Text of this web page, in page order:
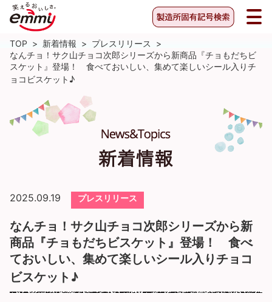
TOP > 新着情報 > プレスリリース
>
なんチョ！サク山チョコ次郎シリーズから新商品『チョもだちビ
スケット』登場！ 食べておいしい、集めて楽しいシール入りチ
ョコビスケット♪
2025.09.19 プレスリリース
なんチョ！サク山チョコ次郎シリーズから新
商品『チョもだちビスケット』登場！ 食べ
ておいしい、集めて楽しいシール入りチョコ
ビスケット♪